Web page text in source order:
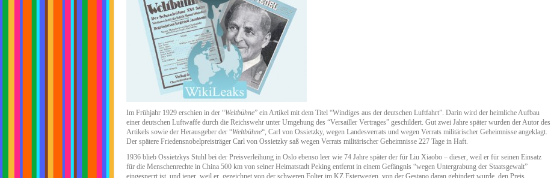
Im Frühjahr 1929 erschien in der “Weltbühne” ein Artikel mit dem Titel “Windiges aus der deutschen Luftfahrt”. Darin wird der heimliche Aufbau
einer deutschen Luftwaffe durch die Reichswehr unter Umgehung des “Versailler Vertrages” geschildert. Gut zwei Jahre später wurden der Autor des
Artikels sowie der Herausgeber der “Weltbühne“, Carl von Ossietzky, wegen Landesverrats und wegen Verrats militärischer Geheimnisse angeklagt.
Der spätere Friedensnobelpreisträger Carl von Ossietzky saß wegen Verrats militärischer Geheimnisse 227 Tage in Haft.
1936 blieb Ossietzkys Stuhl bei der Preisverleihung in Oslo ebenso leer wie 74 Jahre später der für Liu Xiaobo – dieser, weil er für seinen Einsatz
für die Menschenrechte in China 500 km von seiner Heimatstadt Peking entfernt in einem Gefängnis “wegen Untergrabung der Staatsgewalt”
eingesperrt ist, und jener, weil er, gezeichnet von der schweren Folter im KZ Esterwegen, von der Gestapo daran gehindert wurde, den Preis